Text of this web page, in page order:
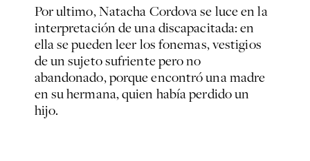
Por ultimo, Natacha Cordova se luce en la
interpretación de una discapacitada: en
ella se pueden leer los fonemas, vestigios
de un sujeto sufriente pero no
abandonado, porque encontró una madre
en su hermana, quien había perdido un
hijo.